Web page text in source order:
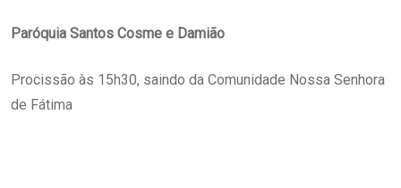
Paróquia Santos Cosme e Damião
Procissão às 15h30, saindo da Comunidade Nossa Senhora
de Fátima